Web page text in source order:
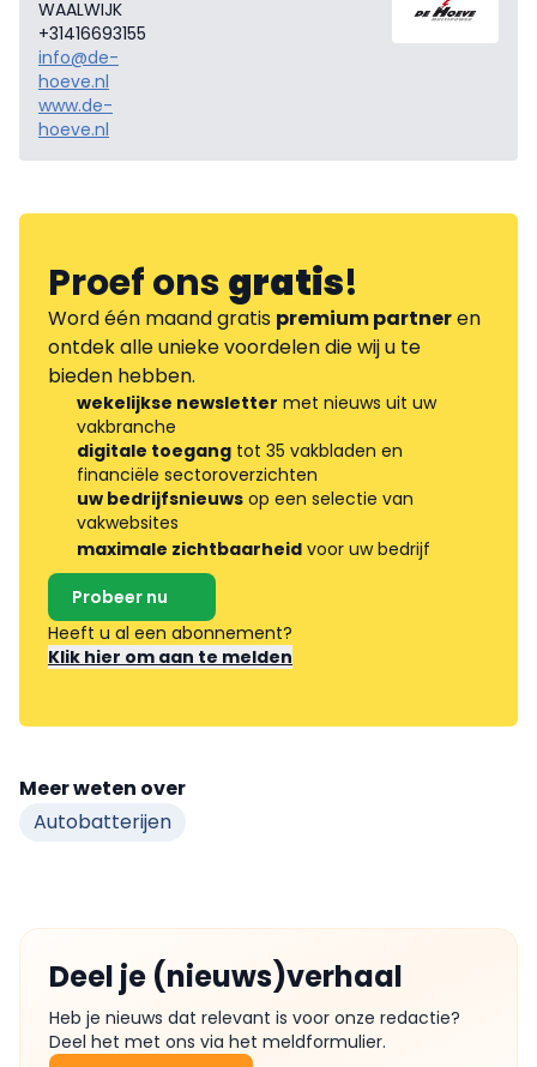
WAALWIJK
+31416693155
info@de-
hoeve.nl
www.de-
hoeve.nl
Proef onsgratis!
Word één maand gratis premium partneren
ontdek alle unieke voordelen die wij u te
bieden hebben.
wekelijkse newsletter met nieuws uit uw
vakbranche
digitale toegang tot 35 vakbladen en
financiële sectoroverzichten
uw bedrijfsnieuws op een selectie van
vakwebsites
maximale zichtbaarheid voor uw bedrijf
Probeer nu
Heeft u al een abonnement?
Klik hier om aan te melden
Meer weten over
Autobatterijen
Deel je (nieuws)verhaal
Heb je nieuws dat relevant is voor onze redactie?
Deel het met ons via het meldformulier.